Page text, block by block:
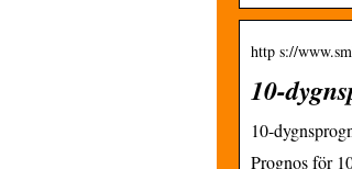
http s://
10-
10-
Prognos för